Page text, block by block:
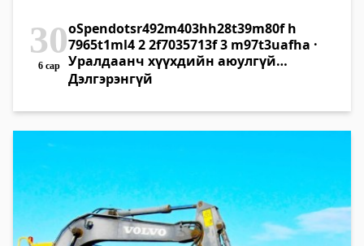
30
6 сар
oSpendotsr492m403hh28t39m80f h
7965t1ml4 2 2f7035713f 3 m97t3uafha ·
Уралдаанч хүүхдийн аюулгүй
байдлыг уяач бүхэн анхаарах
https://legalinfo.mn/mn/detail?
Дэлгэрэнгүй